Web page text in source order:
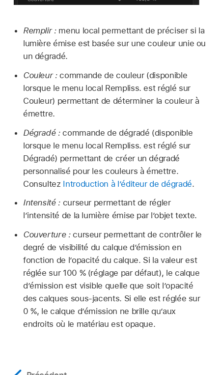
Remplir :menu local permettant de préciser si la
lumière émise est basée sur une couleur unie ou
un dégradé.
Couleur :commande de couleur (disponible
lorsque le menu local Rempliss. est réglé sur
Couleur) permettant de déterminer la couleur à
émettre.
Dégradé :commande de dégradé (disponible
lorsque le menu local Rempliss. est réglé sur
Dégradé) permettant de créer un dégradé
personnalisé pour les couleurs à émettre.
Consultez Introduction à l’éditeur de dégradé.
Intensité :curseur permettant de régler
l’intensité de la lumière émise par l’objet texte.
Couverture :curseur permettant de contrôler le
degré de visibilité du calque d’émission en
fonction de l’opacité du calque. Si la valeur est
réglée sur 100 % (réglage par défaut), le calque
d’émission est visible quelle que soit l’opacité
des calques sous-jacents. Si elle est réglée sur
0 %, le calque d’émission ne brille qu’aux
endroits où le matériau est opaque.